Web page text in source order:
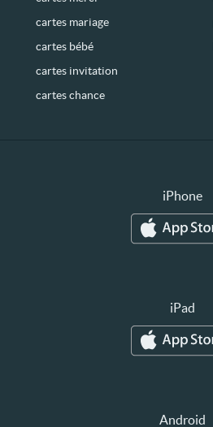
cartes mariage
cartes bébé
cartes invitation
cartes chance
iPhone
iPad
Android